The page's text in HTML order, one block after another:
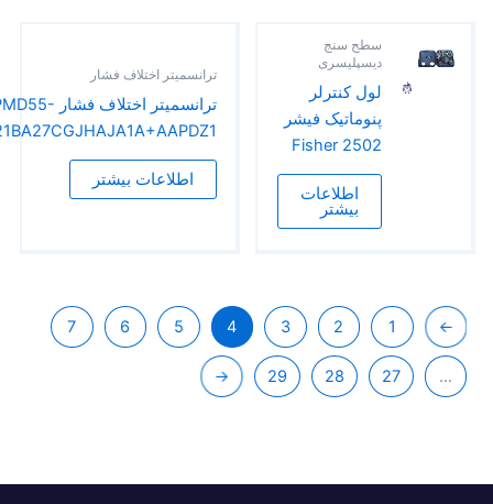
سطح سنج
دیسپلیسری
لول کنترلر
پنوماتیک فیشر
Fisher 2502
اطلاعات
ترانسمیتر اختلاف فشار
ترانسمیتر اختلاف فشار PMD55-
AA21BA27CGJHAJA1A+AAPDZ1
اطلاعات بیشتر
1
2
3
4
5
6
7
27
28
29
←